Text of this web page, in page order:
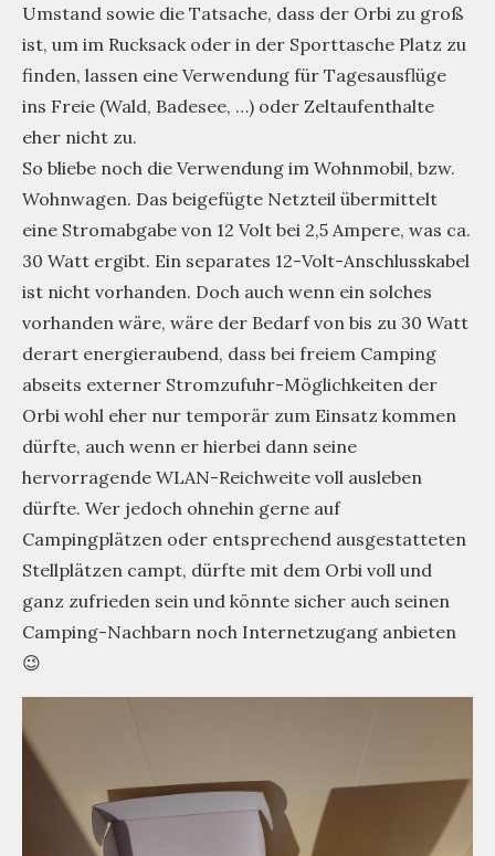
Umstand sowie die Tatsache, dass der Orbi zu groß
ist, um im Rucksack oder in der Sporttasche Platz zu
finden, lassen eine Verwendung für Tagesausflüge
ins Freie (Wald, Badesee, …) oder Zeltaufenthalte
eher nicht zu.
So bliebe noch die Verwendung im Wohnmobil, bzw.
Wohnwagen. Das beigefügte Netzteil übermittelt
eine Stromabgabe von 12 Volt bei 2,5 Ampere, was ca.
30 Watt ergibt. Ein separates 12-Volt-Anschlusskabel
ist nicht vorhanden. Doch auch wenn ein solches
vorhanden wäre, wäre der Bedarf von bis zu 30 Watt
derart energieraubend, dass bei freiem Camping
abseits externer Stromzufuhr-Möglichkeiten der
Orbi wohl eher nur temporär zum Einsatz kommen
dürfte, auch wenn er hierbei dann seine
hervorragende WLAN-Reichweite voll ausleben
dürfte. Wer jedoch ohnehin gerne auf
Campingplätzen oder entsprechend ausgestatteten
Stellplätzen campt, dürfte mit dem Orbi voll und
ganz zufrieden sein und könnte sicher auch seinen
Camping-Nachbarn noch Internetzugang anbieten
😉